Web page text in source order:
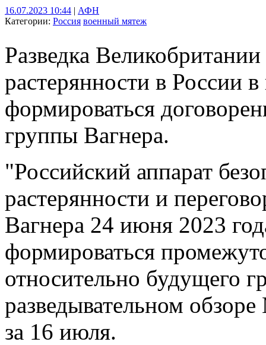
16.07.2023 10:44 | АФН
Категории: Россия военный мятеж
Разведка
растерянности в России
формироваться
группы Вагнера.
"Российский аппарат
растерянности и
Вагнера 24 июня 2023
формироваться
относительно будущего
разведывательном
за 16 июля.